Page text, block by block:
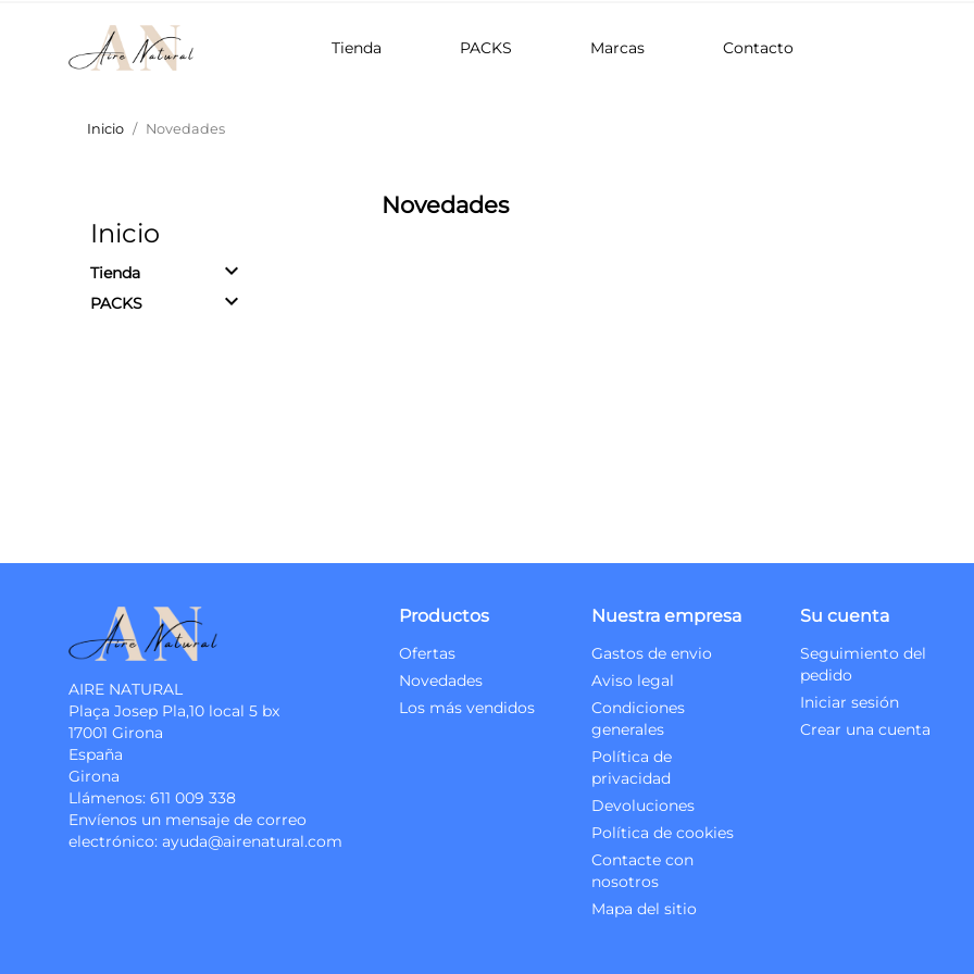
Tienda PACKS Marcas Contacto
Inicio Novedades
Inicio
Tienda keyboard_arrow_down
PACKS keyboard_arrow_down
Novedades
AIRE NATURAL
Plaça Josep Pla,10 local 5 bx
17001 Girona
España
Girona
Llámenos: 611 009 338
Envíenos un mensaje de correo
electrónico: ayuda@airenatural.com
Productos
Ofertas
Novedades
Los más vendidos
Nuestra empresa
Gastos de envio
Aviso legal
Condiciones
generales
Política de
privacidad
Devoluciones
Política de cookies
Contacte con
nosotros
Mapa del sitio
Su cuenta
Seguimiento del
pedido
Iniciar sesión
Crear una cuenta